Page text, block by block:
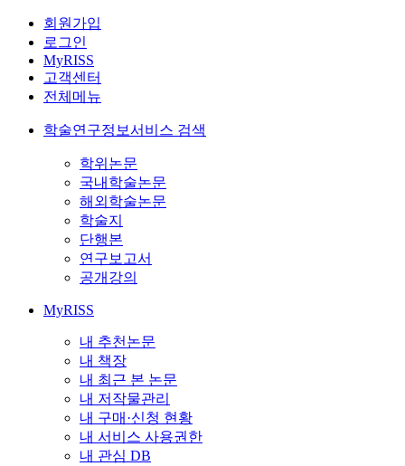
회원가입
로그인
MyRISS
고객센터
전체메뉴
학술연구정보서비스 검색
학위논문
국내학술논문
해외학술논문
학술지
단행본
연구보고서
공개강의
MyRISS
내 추천논문
내 책장
내 최근 본 논문
내 저작물관리
내 구매·신청 현황
내 서비스 사용권한
내 관심 DB